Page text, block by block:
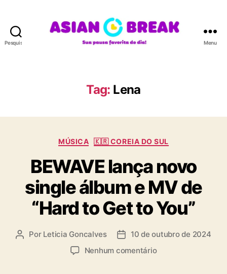
Pesquisar
A
N
R
A
Menu
Tag: Lena
C
t
e
g
o
r
i
a
s
MÚSICA 🇰🇷 COREIA DO SUL
BEWAVE lança novo
single álbum e MV de
“Hard to Get to You”
A Por Leticia Goncalves
D 10 de outubro de 2024
Nenhum comentárioe